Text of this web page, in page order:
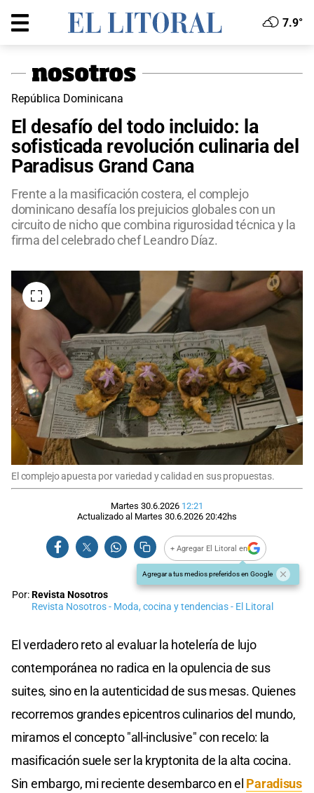
7.9°
República Dominicana
El desafío del todo incluido: la
sofisticada revolución culinaria del
Paradisus Grand Cana
Frente a la masificación costera, el complejo
dominicano desafía los prejuicios globales con un
circuito de nicho que combina rigurosidad técnica y la
firma del celebrado chef Leandro Díaz.
El complejo apuesta por variedad y calidad en sus propuestas.
Martes 30.6.2026 12:21
Actualizado al Martes 30.6.2026 20:42hs
+ Agregar El Litoral en
Agregar a tus medios preferidos en Google
Por:Revista Nosotros
Revista Nosotros - Moda, cocina y tendencias - El Litoral
El verdadero reto al evaluar la hotelería de lujo
contemporánea no radica en la opulencia de sus
suites, sino en la autenticidad de sus mesas. Quienes
recorremos grandes epicentros culinarios del mundo,
miramos el concepto "all-inclusive" con recelo: la
masificación suele ser la kryptonita de la alta cocina.
Sin embargo, mi reciente desembarco en el Paradisus